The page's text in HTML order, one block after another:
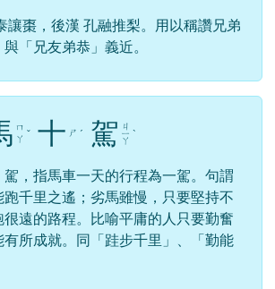
讓棗，後漢 孔融推梨。用以稱讚兄弟
「兄友弟恭」義近。
ㄇ
ㄚ ˇ 十 ㄕ ˊ 駕 ㄐ
ㄧ
ㄚ
ˋ
駕，指馬車一天的行程為一駕。句謂
跑千里之遙；劣馬雖慢，只要堅持不
遠的路程。比喻平庸的人只要勤奮
所成就。同「跬步千里」、「勤能